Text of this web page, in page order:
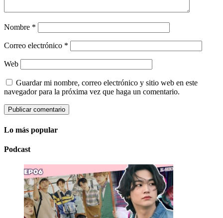
Nombre *
Correo electrónico *
Web
Guardar mi nombre, correo electrónico y sitio web en este
navegador para la próxima vez que haga un comentario.
Lo más popular
Podcast